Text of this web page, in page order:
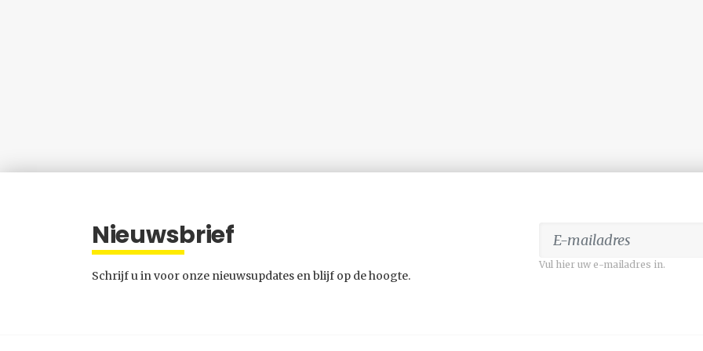
Nieuwsbrief
Schrijf u in voor onze nieuwsupdates en blijf op de hoogte.
Vul hier uw e-mailadres in.